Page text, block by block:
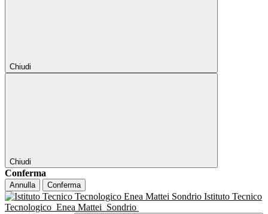
Chiudi
Chiudi
Conferma
Annulla Conferma
Istituto Tecnico
Tecnologico Enea Mattei Sondrio